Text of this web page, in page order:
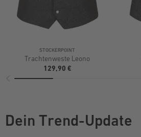
STOCKERPOINT
Trachtenweste Leono
129,90 €
Dein Trend-Update